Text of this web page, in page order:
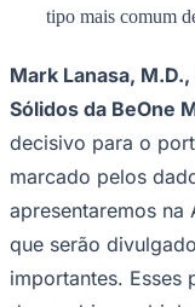
tipo mais comum
Mark Lanasa,
Sólidos da BeOne
decisivo para o
marcado pelos
apresentaremos na
que serão
importantes. Esses